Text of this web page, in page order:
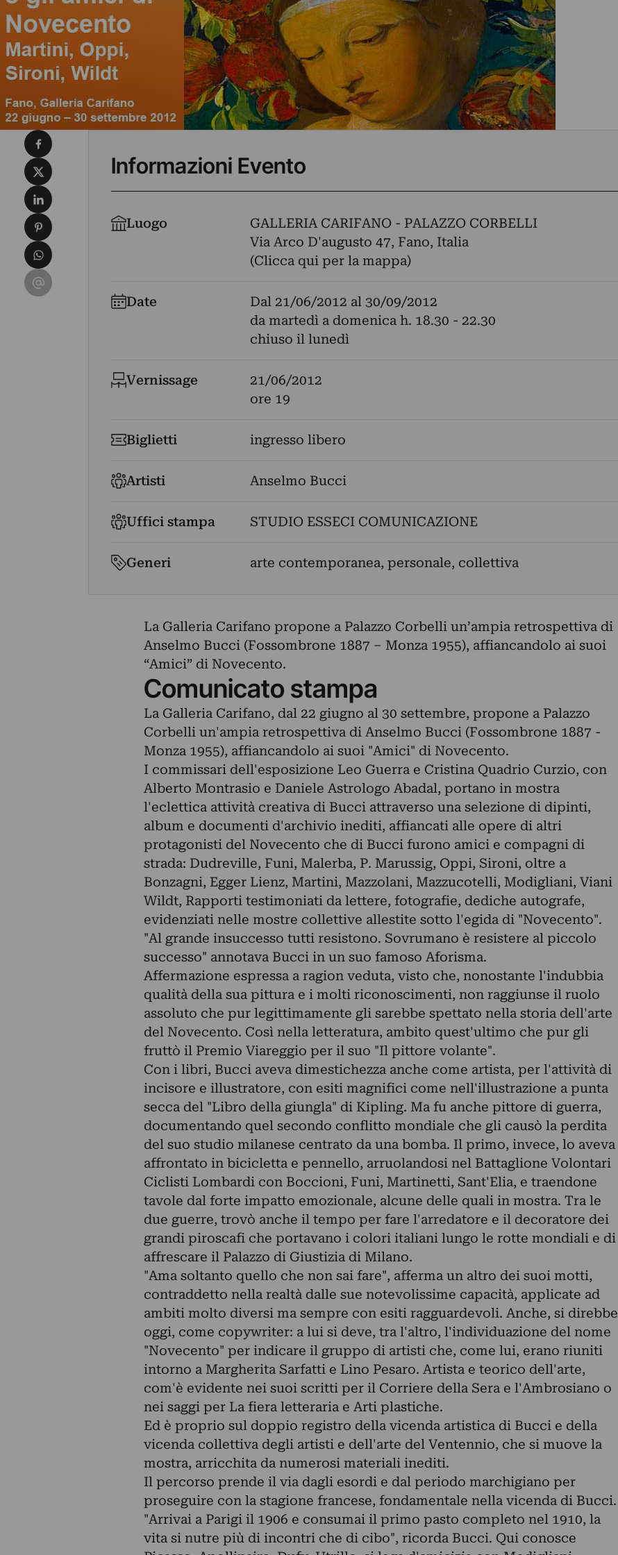
Informazioni Evento
Luogo
GALLERIA CARIFANO - PALAZZO CORBELLI
Via Arco D'augusto 47, Fano, Italia
(Clicca qui per la mappa)
Date Dal 21/06/2012 al 30/09/2012
da martedì a domenica h. 18.30 - 22.30
chiuso il lunedì
Vernissage
21/06/2012
ore 19
Biglietti ingresso libero
Artisti Anselmo Bucci
Uffici stampa STUDIO ESSECI COMUNICAZIONE
Generi arte contemporanea, personale, collettiva
La Galleria Carifano propone a Palazzo Corbelli un’ampia retrospettiva di
Anselmo Bucci (Fossombrone 1887 – Monza 1955), affiancandolo ai suoi
“Amici” di Novecento.
Comunicato stampa
La Galleria Carifano, dal 22 giugno al 30 settembre, propone a Palazzo
Corbelli un'ampia retrospettiva di Anselmo Bucci (Fossombrone 1887 -
Monza 1955), affiancandolo ai suoi "Amici" di Novecento.
I commissari dell'esposizione Leo Guerra e Cristina Quadrio Curzio, con
Alberto Montrasio e Daniele Astrologo Abadal, portano in mostra
l'eclettica attività creativa di Bucci attraverso una selezione di dipinti,
album e documenti d'archivio inediti, affiancati alle opere di altri
protagonisti del Novecento che di Bucci furono amici e compagni di
strada: Dudreville, Funi, Malerba, P. Marussig, Oppi, Sironi, oltre a
Bonzagni, Egger Lienz, Martini, Mazzolani, Mazzucotelli, Modigliani, Viani
Wildt, Rapporti testimoniati da lettere, fotografie, dediche autografe,
evidenziati nelle mostre collettive allestite sotto l'egida di "Novecento".
"Al grande insuccesso tutti resistono. Sovrumano è resistere al piccolo
successo" annotava Bucci in un suo famoso Aforisma.
Affermazione espressa a ragion veduta, visto che, nonostante l'indubbia
qualità della sua pittura e i molti riconoscimenti, non raggiunse il ruolo
assoluto che pur legittimamente gli sarebbe spettato nella storia dell'arte
del Novecento. Così nella letteratura, ambito quest'ultimo che pur gli
fruttò il Premio Viareggio per il suo "Il pittore volante".
Con i libri, Bucci aveva dimestichezza anche come artista, per l'attività di
incisore e illustratore, con esiti magnifici come nell'illustrazione a punta
secca del "Libro della giungla" di Kipling. Ma fu anche pittore di guerra,
documentando quel secondo conflitto mondiale che gli causò la perdita
del suo studio milanese centrato da una bomba. Il primo, invece, lo aveva
affrontato in bicicletta e pennello, arruolandosi nel Battaglione Volontari
Ciclisti Lombardi con Boccioni, Funi, Martinetti, Sant'Elia, e traendone
tavole dal forte impatto emozionale, alcune delle quali in mostra. Tra le
due guerre, trovò anche il tempo per fare l'arredatore e il decoratore dei
grandi piroscafi che portavano i colori italiani lungo le rotte mondiali e di
affrescare il Palazzo di Giustizia di Milano.
"Ama soltanto quello che non sai fare", afferma un altro dei suoi motti,
contraddetto nella realtà dalle sue notevolissime capacità, applicate ad
ambiti molto diversi ma sempre con esiti ragguardevoli. Anche, si direbbe
oggi, come copywriter: a lui si deve, tra l'altro, l'individuazione del nome
"Novecento" per indicare il gruppo di artisti che, come lui, erano riuniti
intorno a Margherita Sarfatti e Lino Pesaro. Artista e teorico dell'arte,
com'è evidente nei suoi scritti per il Corriere della Sera e l'Ambrosiano o
nei saggi per La fiera letteraria e Arti plastiche.
Ed è proprio sul doppio registro della vicenda artistica di Bucci e della
vicenda collettiva degli artisti e dell'arte del Ventennio, che si muove la
mostra, arricchita da numerosi materiali inediti.
Il percorso prende il via dagli esordi e dal periodo marchigiano per
proseguire con la stagione francese, fondamentale nella vicenda di Bucci.
"Arrivai a Parigi il 1906 e consumai il primo pasto completo nel 1910, la
vita si nutre più di incontri che di cibo", ricorda Bucci. Qui conosce
Condividi su Facebook
Condividi su X
Condividi su LinkedIn
Condividi su Pinterest
Condividi su WhatsApp
Condividi su Email